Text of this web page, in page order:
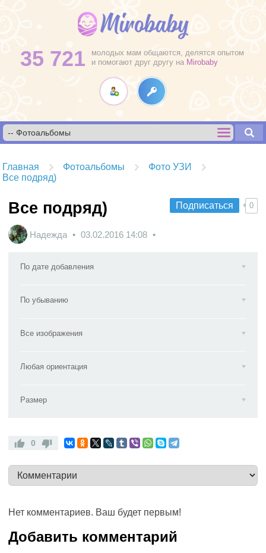
35 721
молодых мам общаются, делятся опытом
и помогают друг другу на Mirobaby
Главная Фотоальбомы
Фото УЗИ
Все подряд)
Подписаться 0
Все подряд)
Надежда 03.02.2016 14:08
По дате добавления
По убыванию
Все изображения
Любая ориентация
Размер
0
Нет комментариев. Ваш будет первым!